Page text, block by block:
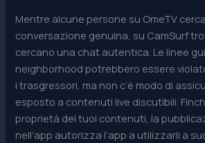
Mentre alcune persone su OmeTV
conversazione genuina, su CamSurf
cercano una chat autentica. Le linee
neighborhood potrebbero essere
i trasgressori, ma non c’è modo di
esposto a contenuti live discutibili.
proprietà dei tuoi contenuti, la
nell’app autorizza l’app a utilizzarli a